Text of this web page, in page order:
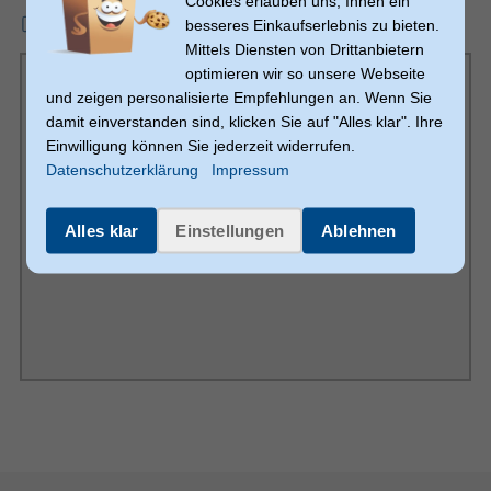
Spielzeit (min.) 15 min
Designer Oliver Freudenreich
Verpackungsinhalt
Figur enthalten
Akkus/Batterien enthalten
Spielregeln enthalten
mmo_37344178_1541766136_4473_25323.pdf
besseres Einkaufserlebnis zu bieten.
Mittels Diensten von Drittanbietern
optimieren wir so unsere Webseite
und zeigen personalisierte Empfehlungen an. Wenn Sie
damit einverstanden sind, klicken Sie auf "Alles klar". Ihre
Einwilligung können Sie jederzeit widerrufen.
Datenschutzerklärung
Impressum
Alles klar Einstellungen Ablehnen